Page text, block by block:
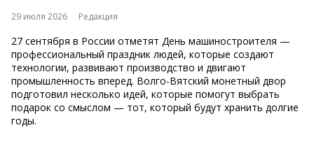
29 июля 2026 Редакция
27 сентября в России отметят День машиностроителя —
профессиональный праздник людей, которые создают
технологии, развивают производство и двигают
промышленность вперед. Волго-Вятский монетный двор
подготовил несколько идей, которые помогут выбрать
подарок со смыслом — тот, который будут хранить долгие
годы.